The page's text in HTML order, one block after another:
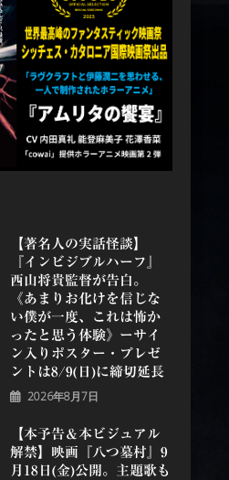
【著名人の実話怪談】
『インビジブルハーフ』
⻄⼭将貴監督が告白。
《あまりお化けを信じな
い僕が一度、これは怖か
ったと思う体験》ーサイ
ン入りポスター・プレゼ
ントは8/9(日)に締切延長
2026年8月7日
【本予告＆本ビジュアル
解禁】映画『八つ墓村』9
月18日(金)公開。主題歌も